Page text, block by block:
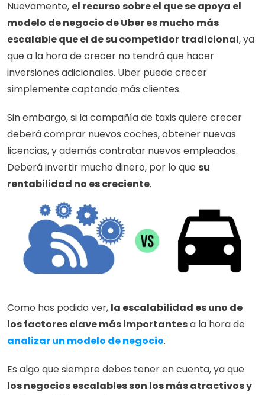
Nuevamente, el recurso sobre el que se apoya el
modelo de negocio de Uber es mucho más
escalable que el de su competidor tradicional, ya
que a la hora de crecer no tendrá que hacer
inversiones adicionales. Uber puede crecer
simplemente captando más clientes.
Sin embargo, si la compañía de taxis quiere crecer
deberá comprar nuevos coches, obtener nuevas
licencias, y además contratar nuevos empleados.
Deberá invertir mucho dinero, por lo que su
rentabilidad no es creciente.
Como has podido ver, la escalabilidad es uno de
los factores clave más importantes
analizar un modelo de negocio.
los negocios escalables son los más atractivos y